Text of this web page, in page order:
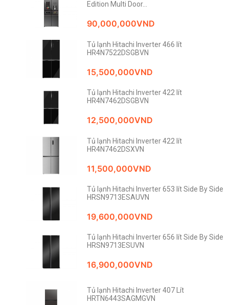
Edition Multi Door...
90,000,000VND
Tủ lạnh Hitachi Inverter 466 lít
HR4N7522DSGBVN
15,500,000VND
Tủ lạnh Hitachi Inverter 422 lít
HR4N7462DSGBVN
12,500,000VND
Tủ lạnh Hitachi Inverter 422 lít
HR4N7462DSXVN
11,500,000VND
Tủ lạnh Hitachi Inverter 653 lít Side By Side
HRSN9713ESAUVN
19,600,000VND
Tủ lạnh Hitachi Inverter 656 lít Side By Side
HRSN9713ESUVN
16,900,000VND
Tủ lạnh Hitachi Inverter 407 Lít
HRTN6443SAGMGVN